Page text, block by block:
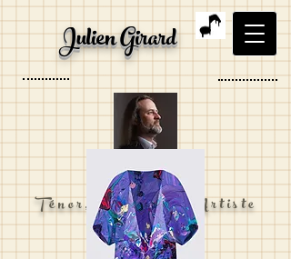
Julien Girard
Ténor, Organiste, Artiste
visuel